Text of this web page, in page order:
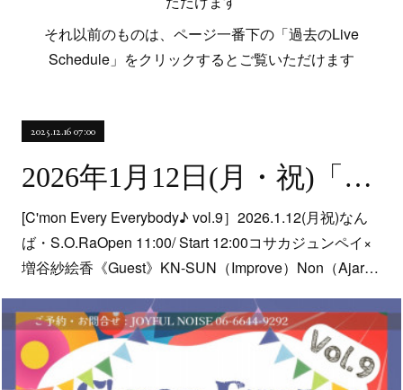
それ以前のものは、ページ一番下の「過去のLive
Schedule」をクリックするとご覧いただけます
2025.12.16 07:00
2026年1月12日(月・祝)「C'mon Every Everybody♪ Vol.9」@なんば・music bar S.O.Ra.
[C'mon Every Everybody♪ vol.9］2026.1.12(月祝)なん
ば・S.O.RaOpen 11:00/ Start 12:00コサカジュンペイ×
増谷紗絵香《Guest》KN-SUN（Improve）Non（Ajar…